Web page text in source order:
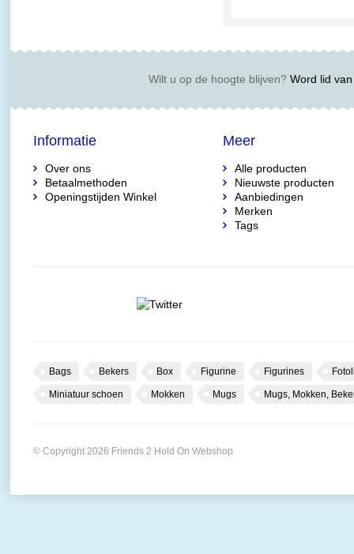
Wilt u op de hoogte blijven?Word lid van
Informatie
Over ons
Betaalmethoden
Openingstijden Winkel
Meer
Alle producten
Nieuwste producten
Aanbiedingen
Merken
Tags
Bags Bekers Box Figurine Figurines
Miniatuur schoen Mokken Mugs Mugs, Mokken,
© Copyright 2026 Friends 2 Hold On Webshop